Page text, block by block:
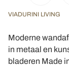
VIADURINI LIVING
Moderne
in metaal en
bladeren Made